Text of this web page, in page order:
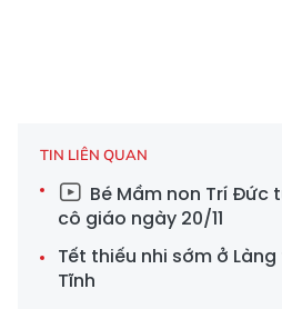
TIN LIÊN QUAN
Bé Mầm non Trí
cô giáo ngày 20/11
Tết thiếu nhi sớm ở
Tĩnh